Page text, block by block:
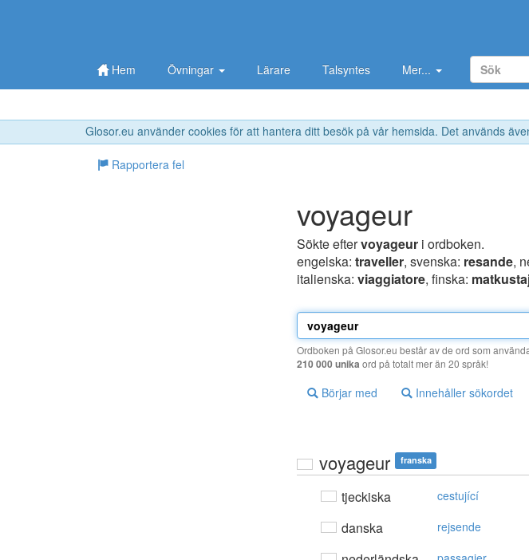
Glosor.eu använder cookies för att hantera ditt besök på vår hemsida. Det används
Hem Övningar Lärare Talsyntes Mer...
Rapportera fel
voyageur
Sökte eftervoyageur i ordboken.
engelska: traveller, svenska: resande,
italienska: viaggiatore, finska:
Ordboken på Glosor.eu består av de ord som
210 000 unika ord på totalt mer än 20 språk!
Börjar med Innehåller sökordet
voyageur franska
tjeckiska cestující
danska rejsende